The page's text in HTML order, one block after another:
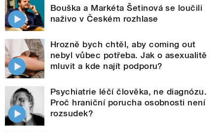
Bouška a Markéta Šetinová se loučili
naživo v Českém rozhlase
Hrozně bych chtěl, aby coming out
nebyl vůbec potřeba. Jak o asexualitě
mluvit a kde najít podporu?
Psychiatrie léčí člověka, ne diagnózu.
Proč hraniční porucha osobnosti není
rozsudek?